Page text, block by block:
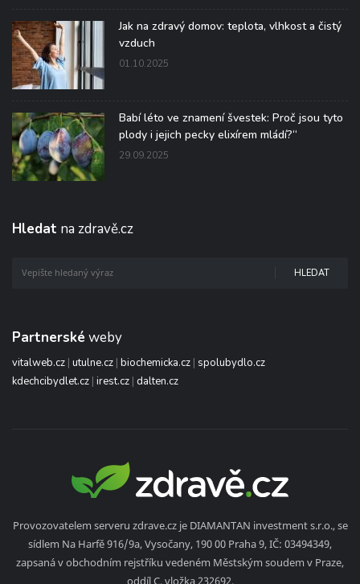
Jak na zdravý domov: teplota, vlhkost a čistý
vzduch
01.10.2025
Babí léto ve znamení švestek: Proč jsou tyto
plody i jejich pecky elixírem mládí?“
29.09.2025
Hledat na zdravě.cz
HLEDAT
Partnerské weby
vitalweb.cz | utulne.cz | biochemicka.cz | spolubydlo.cz
kdechcibydlet.cz | irest.cz | dalten.cz
Provozovatelem serveru zdrave.cz je DIAMANTAN investment s.r.o., se
sídlem Na Harfě 916/9a, Vysočany, 190 00 Praha 9, IČ: 03494349,
zapsaná v obchodním rejstříku vedeném Městským soudem v Praze,
oddíl C, vložka 232692.